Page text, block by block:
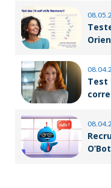
Testez vos « soft
Test